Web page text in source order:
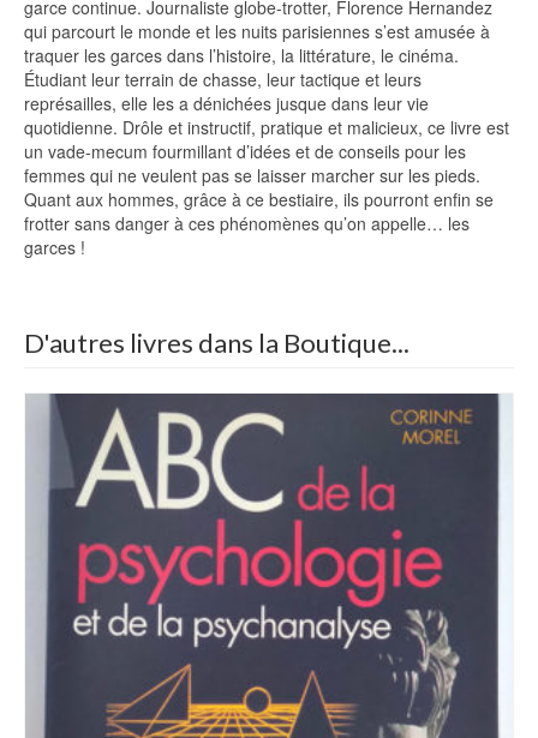
garce continue. Journaliste globe-trotter, Florence Hernandez
qui parcourt le monde et les nuits parisiennes s’est amusée à
traquer les garces dans l’histoire, la littérature, le cinéma.
Étudiant leur terrain de chasse, leur tactique et leurs
représailles, elle les a dénichées jusque dans leur vie
quotidienne. Drôle et instructif, pratique et malicieux, ce livre est
un vade-mecum fourmillant d’idées et de conseils pour les
femmes qui ne veulent pas se laisser marcher sur les pieds.
Quant aux hommes, grâce à ce bestiaire, ils pourront enfin se
frotter sans danger à ces phénomènes qu’on appelle… les
garces !
D'autres livres dans la Boutique...